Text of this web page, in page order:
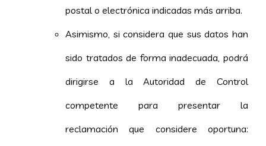
postal o electrónica indicadas más arriba.
Asimismo, si considera que sus datos han
sido tratados de forma inadecuada, podrá
dirigirse a la Autoridad de Control
competente para presentar la
reclamación que considere oportuna: